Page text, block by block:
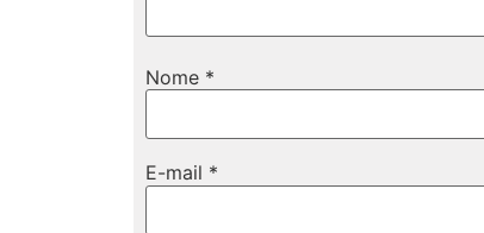
Nome *
E-mail *